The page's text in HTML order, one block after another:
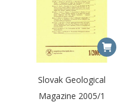
Slovak Geological
Magazine 2005/1